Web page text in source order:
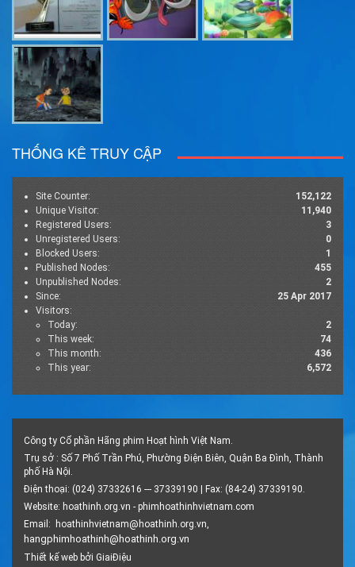
THỐNG KÊ TRUY CẬP
Site Counter:
152,122
Unique Visitor:
11,940
Registered Users:
3
Unregistered Users:
0
Blocked Users:
1
Published Nodes:
455
Unpublished Nodes:
2
Since:
25 Apr 2017
Visitors:
Today:
2
This week:
74
This month:
436
This year:
6,572
Công ty Cổ phần Hãng phim Hoạt hình Việt Nam.
Trụ sở : Số 7 Phố Trần Phú, Phường Điện Biên, Quận Ba Đình, Thành
phố Hà Nội.
Điện thoại: (024) 37332616 --- 37339190 | Fax: (84-24) 37339190.
Website: hoathinh.org.vn - phimhoathinhvietnam.com
Email:
hoathinhvietnam@hoathinh.org.vn,
hangphimhoathinh@hoathinh.org.vn
Thiết kế web bởi GiaiĐiệu